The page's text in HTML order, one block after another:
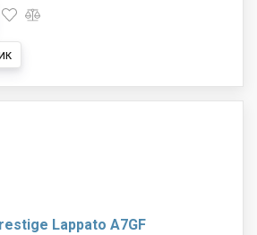
Lappato A7GF